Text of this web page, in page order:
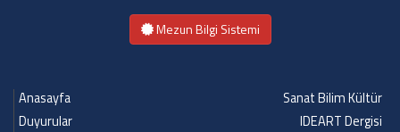
Mezun Bilgi Sistemi
Anasayfa
Duyurular
Sanat Bilim Kültür
IDEART Dergisi